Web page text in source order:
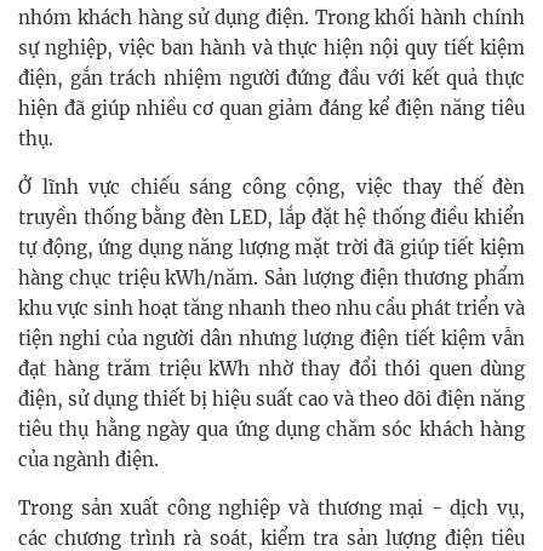
nhóm khách hàng sử dụng điện. Trong khối hành chính
sự nghiệp, việc ban hành và thực hiện nội quy tiết kiệm
điện, gắn trách nhiệm người đứng đầu với kết quả thực
hiện đã giúp nhiều cơ quan giảm đáng kể điện năng tiêu
thụ.
Ở lĩnh vực chiếu sáng công cộng, việc thay thế đèn
truyền thống bằng đèn LED, lắp đặt hệ thống điều khiển
tự động, ứng dụng năng lượng mặt trời đã giúp tiết kiệm
hàng chục triệu kWh/năm. Sản lượng điện thương phẩm
khu vực sinh hoạt tăng nhanh theo nhu cầu phát triển và
tiện nghi của người dân nhưng lượng điện tiết kiệm vẫn
đạt hàng trăm triệu kWh nhờ thay đổi thói quen dùng
điện, sử dụng thiết bị hiệu suất cao và theo dõi điện năng
tiêu thụ hằng ngày qua ứng dụng chăm sóc khách hàng
của ngành điện.
Trong sản xuất công nghiệp và thương mại - dịch vụ,
các chương trình rà soát, kiểm tra sản lượng điện tiêu